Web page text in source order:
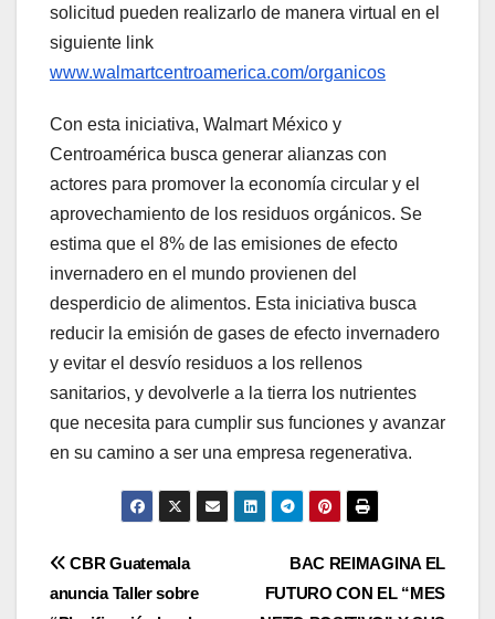
solicitud pueden realizarlo de manera virtual en el
siguiente link
www.walmartcentroamerica.com/organicos
Con esta iniciativa, Walmart México y
Centroamérica busca generar alianzas con
actores para promover la economía circular y el
aprovechamiento de los residuos orgánicos. Se
estima que el 8% de las emisiones de efecto
invernadero en el mundo provienen del
desperdicio de alimentos. Esta iniciativa busca
reducir la emisión de gases de efecto invernadero
y evitar el desvío residuos a los rellenos
sanitarios, y devolverle a la tierra los nutrientes
que necesita para cumplir sus funciones y avanzar
en su camino a ser una empresa regenerativa.
Navegación
BAC REIMAGINA EL
FUTURO CON EL “MES
CBR Guatemala
anuncia Taller sobre